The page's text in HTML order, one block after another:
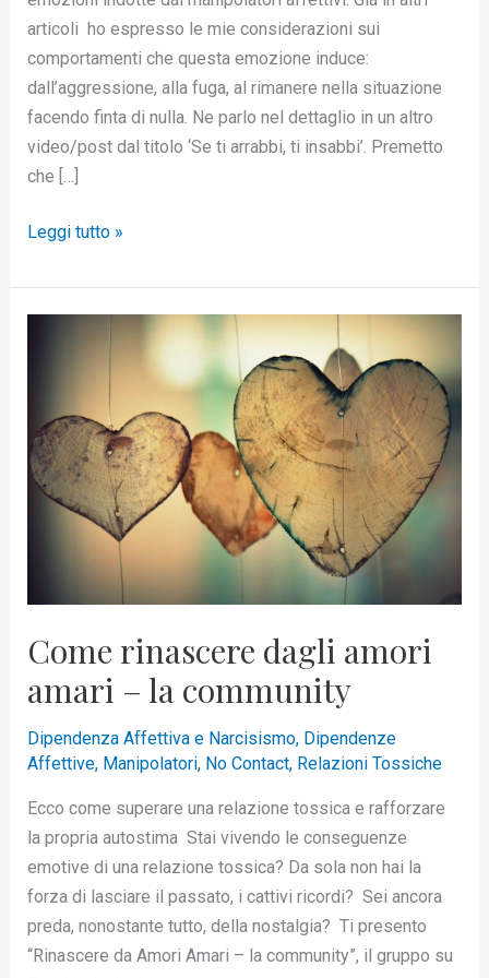
articoli ho espresso le mie considerazioni sui
comportamenti che questa emozione induce:
dall’aggressione, alla fuga, al rimanere nella situazione
facendo finta di nulla. Ne parlo nel dettaglio in un altro
video/post dal titolo ‘Se ti arrabbi, ti insabbi’. Premetto
che […]
Leggi tutto »
Come rinascere dagli amori
amari – la community
Dipendenza Affettiva e Narcisismo, Dipendenze
Affettive, Manipolatori, No Contact, Relazioni Tossiche
Ecco come superare una relazione tossica e rafforzare
la propria autostima Stai vivendo le conseguenze
emotive di una relazione tossica? Da sola non hai la
forza di lasciare il passato, i cattivi ricordi? Sei ancora
preda, nonostante tutto, della nostalgia? Ti presento
“Rinascere da Amori Amari – la community”, il gruppo su
amori
amari
–
community